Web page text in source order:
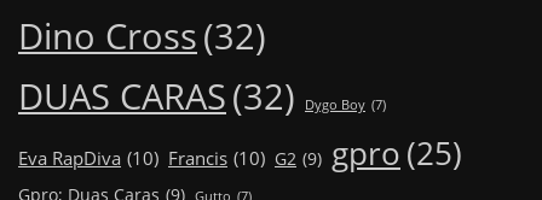
Dino Cross(32)
DUAS CARAS(32) Dygo Boy (7)
Eva RapDiva (10) Francis (10) G2 (9) gpro(25)
Gpro; Duas Caras (9) Gutto (7)